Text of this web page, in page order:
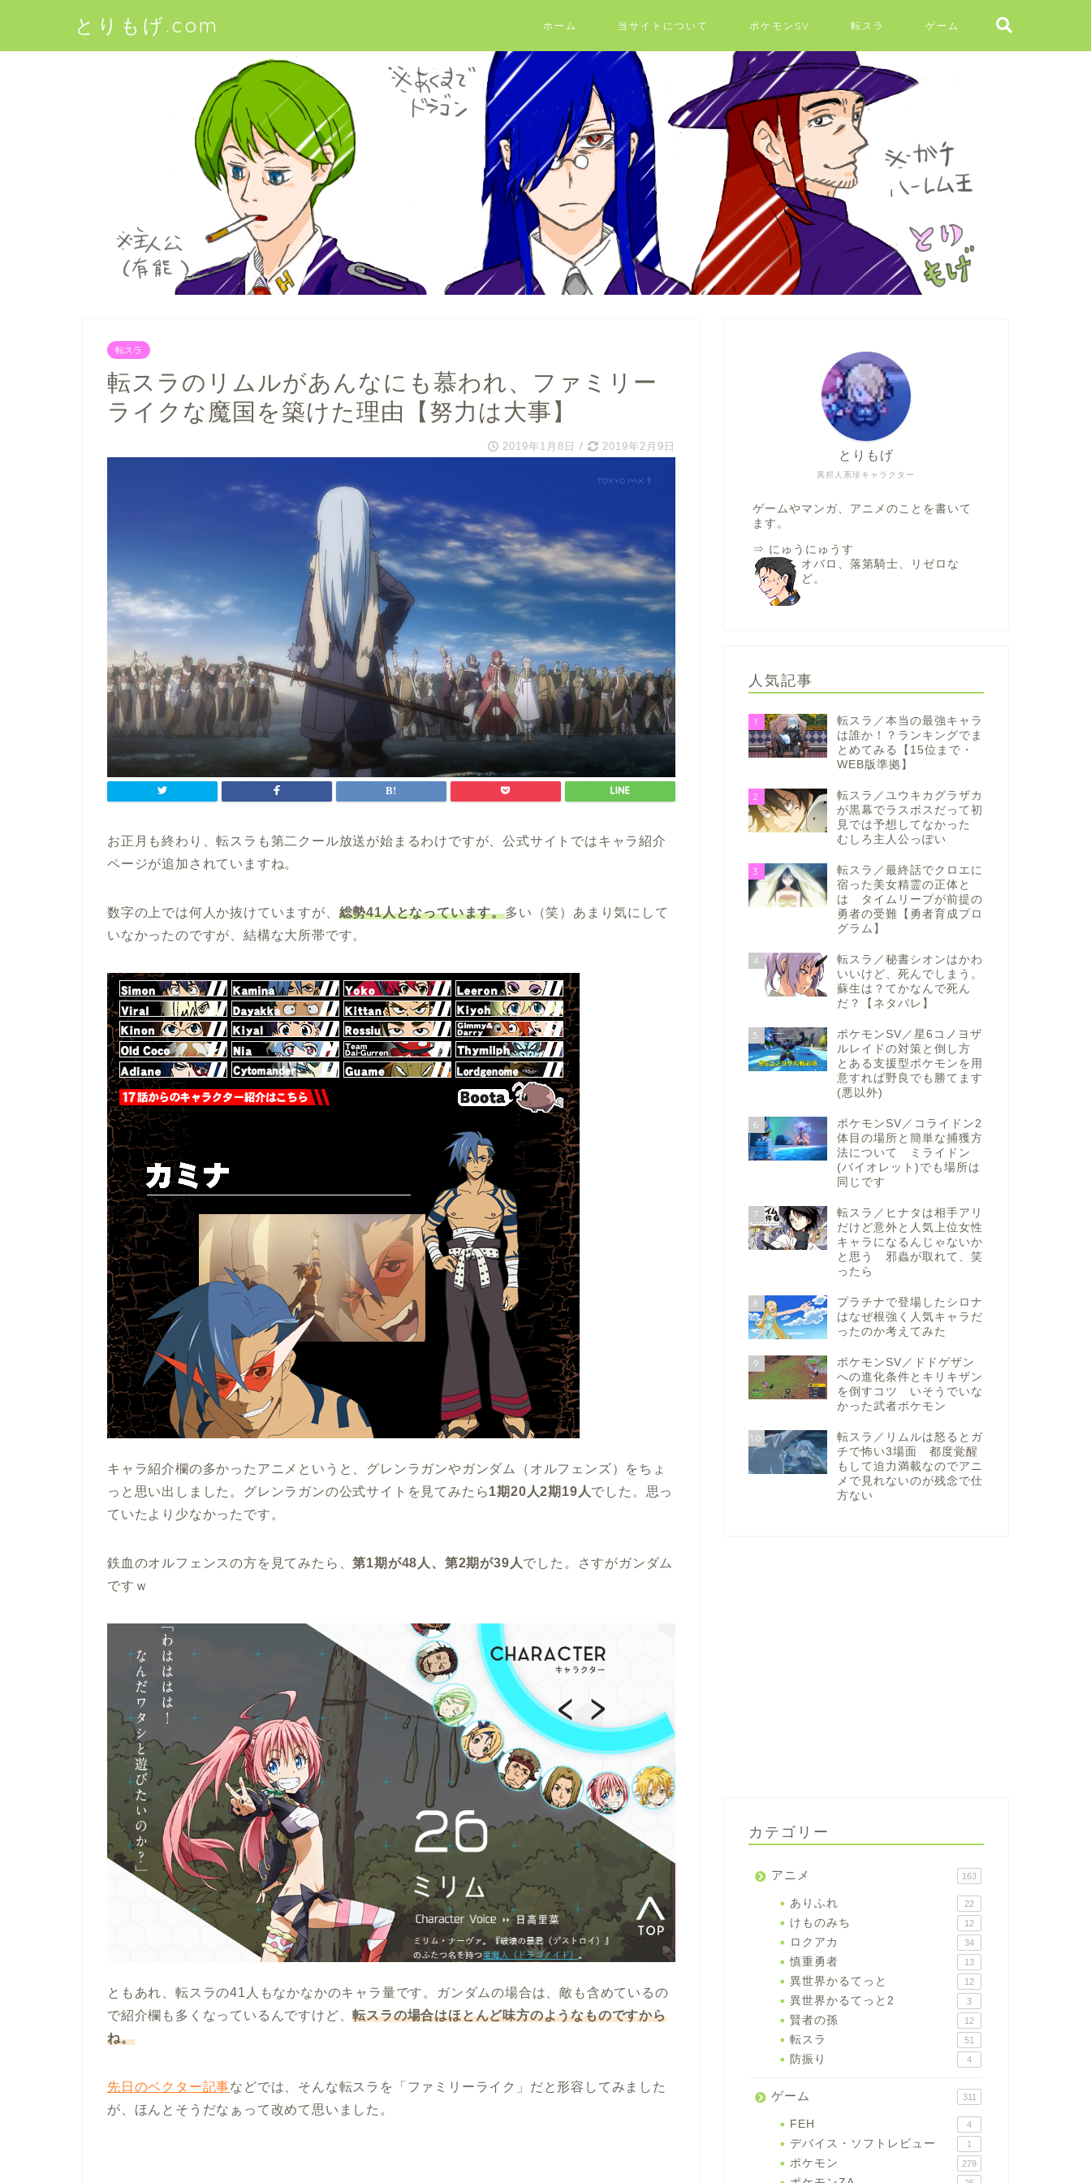
とりもげ.com ホーム 当サイトについて ポケモンSV 転スラ ゲーム
転スラ
転スラのリムルがあんなにも慕われ、ファミリー
ライクな魔国を築けた理由【努力は大事】
2019年1月8日 / 2019年2月9日
お正月も終わり、転スラも第二クール放送が始まるわけですが、公式サイトではキャラ紹介
ページが追加されていますね。
数字の上では何人か抜けていますが、 総勢41人となっています。多い（笑）あまり気にして
いなかったのですが、結構な大所帯です。
キャラ紹介欄の多かったアニメというと、グレンラガンやガンダム（オルフェンズ）をちょ
っと思い出しました。グレンラガンの公式サイトを見てみたら1期20人2期19人でした。思っ
ていたより少なかったです。
鉄血のオルフェンスの方を見てみたら、第1期が48人、第2期が39人でした。さすがガンダム
ですｗ
ともあれ、転スラの41人もなかなかのキャラ量です。ガンダムの場合は、敵も含めているの
で紹介欄も多くなっているんですけど、転スラの場合はほとんど味方のようなものですから
ね。
先日のベクター記事などでは、そんな転スラを「ファミリーライク」だと形容してみました
が、ほんとそうだなぁって改めて思いました。
異邦人系珍キャラクター
とりもげ
ゲームやマンガ、アニメのことを書いて
ます。
⇒ にゅうにゅうす
オバロ、落第騎士、リゼロな
ど。
人気記事
1
転スラ／本当の最強キャラ
は誰か！？ランキングでま
とめてみる【15位まで・
WEB版準拠】
2
転スラ／ユウキカグラザカ
が黒幕でラスボスだって初
見では予想してなかった
むしろ主人公っぽい
3
転スラ／最終話でクロエに
宿った美女精霊の正体と
は タイムリープが前提の
勇者の受難【勇者育成プロ
グラム】
4
転スラ／秘書シオンはかわ
いいけど、死んでしまう。
蘇生は？てかなんで死ん
だ？【ネタバレ】
5
ポケモンSV／星6コノヨザ
ルレイドの対策と倒し方
とある支援型ポケモンを用
意すれば野良でも勝てます
(悪以外)
6
ポケモンSV／コライドン2
体目の場所と簡単な捕獲方
法について ミライドン
(バイオレット)でも場所は
同じです
7
転スラ／ヒナタは相手アリ
だけど意外と人気上位女性
キャラになるんじゃないか
と思う 邪蟲が取れて、笑
ったら
8
プラチナで登場したシロナ
はなぜ根強く人気キャラだ
ったのか考えてみた
9
ポケモンSV／ドドゲザン
への進化条件とキリキザン
を倒すコツ いそうでいな
かった武者ポケモン
10
転スラ／リムルは怒るとガ
チで怖い3場面 都度覚醒
もして迫力満載なのでアニ
メで見れないのが残念で仕
方ない
カテゴリー
アニメ 163
ありふれ 22
けものみち 12
ロクアカ 34
慎重勇者 13
異世界かるてっと 12
異世界かるてっと2 3
賢者の孫 12
転スラ 51
防振り 4
ゲーム 311
FEH 4
デバイス・ソフトレビュー 1
ポケモン 279